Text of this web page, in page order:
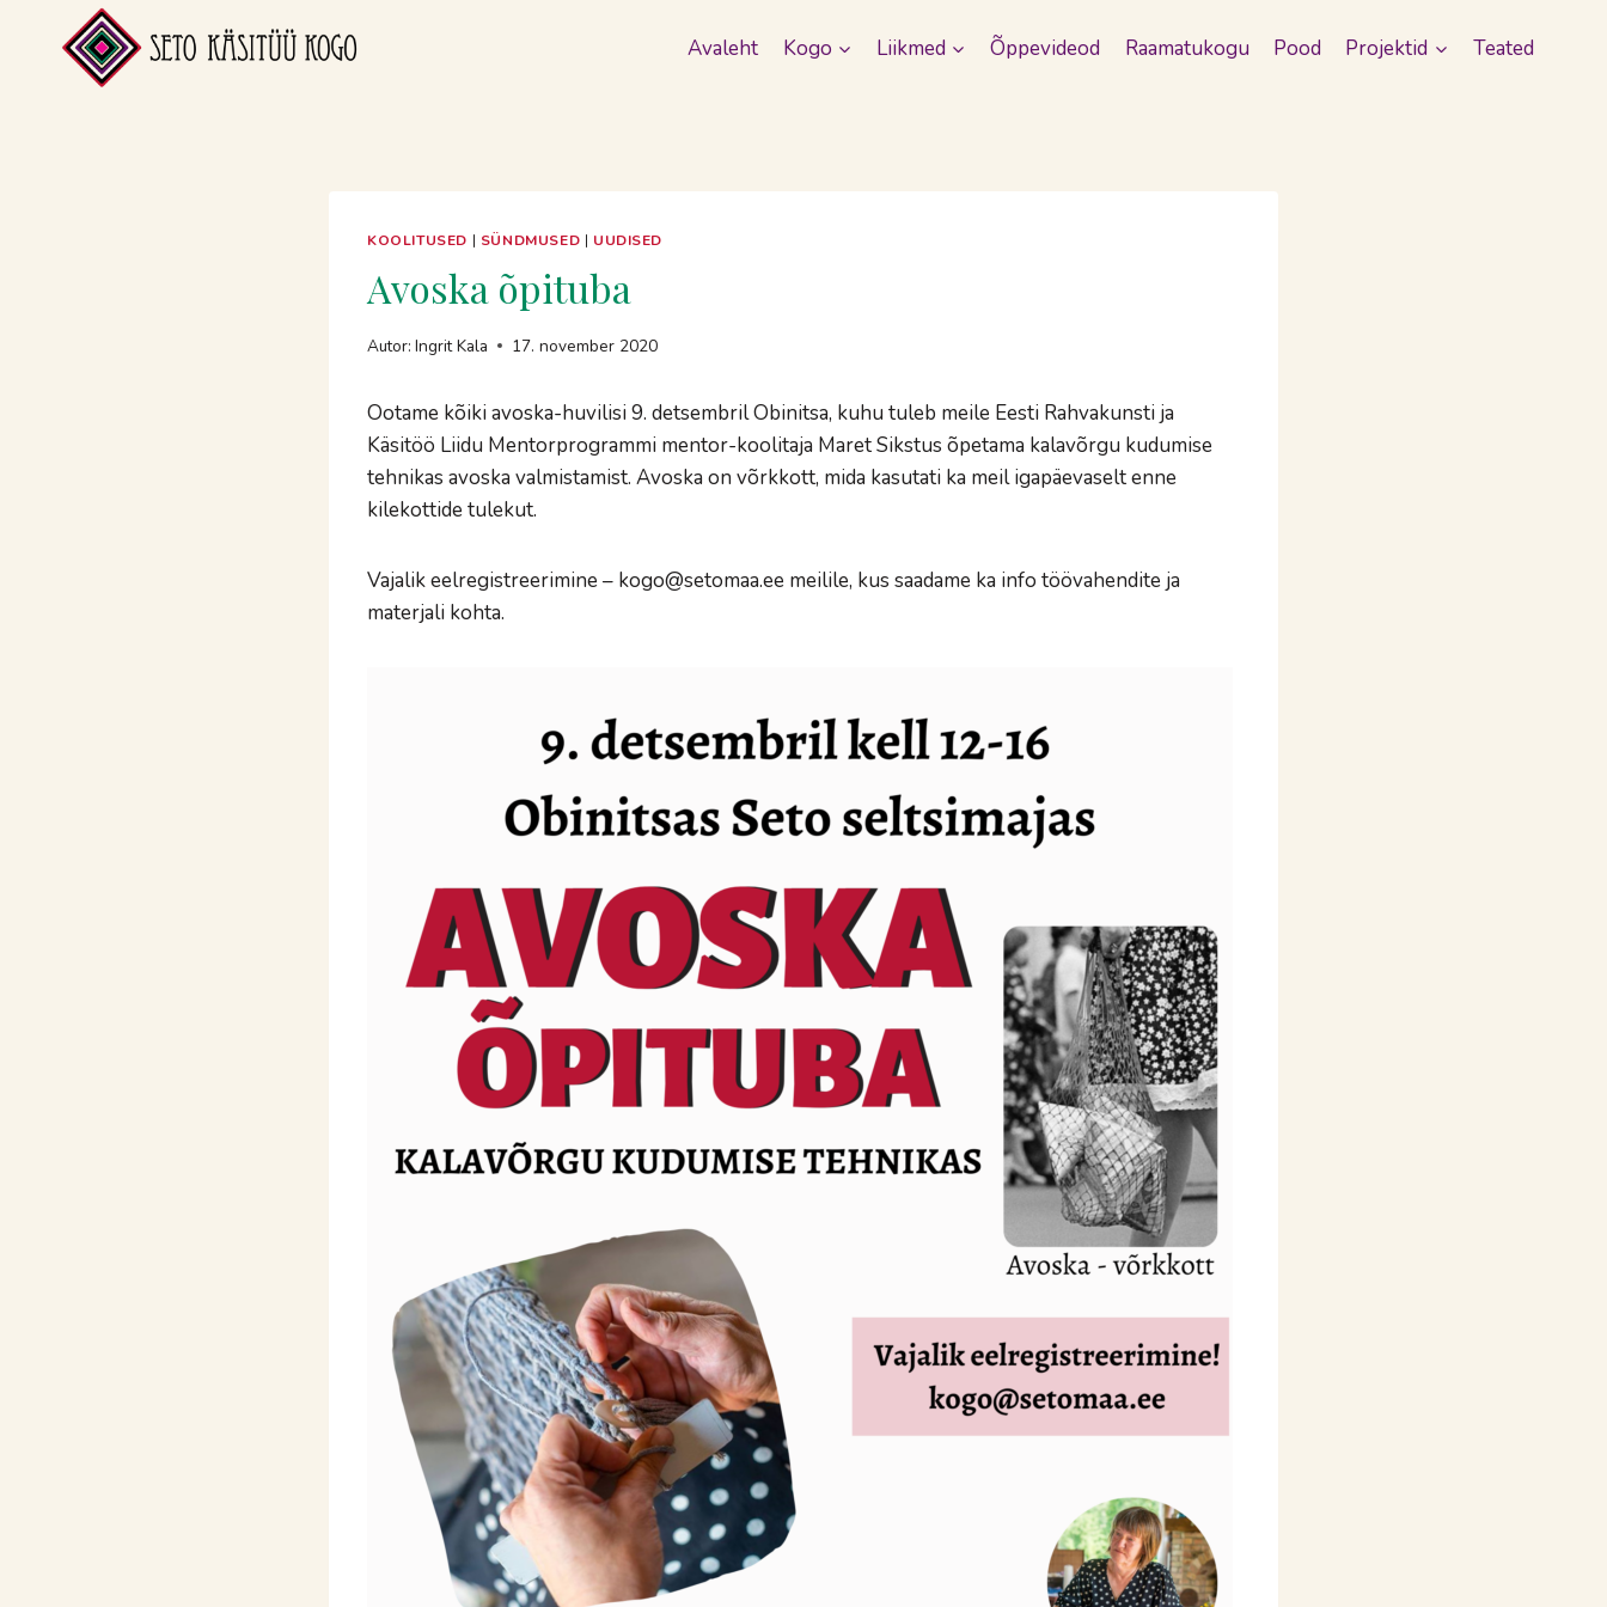
Avaleht Kogo Liikmed Õppevideod Raamatukogu Pood Projektid Teated
KOOLITUSED | SÜNDMUSED | UUDISED
Avoska õpituba
Autor: Ingrit Kala 17. november 2020
Ootame kõiki avoska-huvilisi 9. detsembril Obinitsa, kuhu tuleb meile Eesti Rahvakunsti ja
Käsitöö Liidu Mentorprogrammi mentor-koolitaja Maret Sikstus õpetama kalavõrgu kudumise
tehnikas avoska valmistamist. Avoska on võrkkott, mida kasutati ka meil igapäevaselt enne
kilekottide tulekut.
Vajalik eelregistreerimine – kogo@setomaa.ee meilile, kus saadame ka info töövahendite ja
materjali kohta.